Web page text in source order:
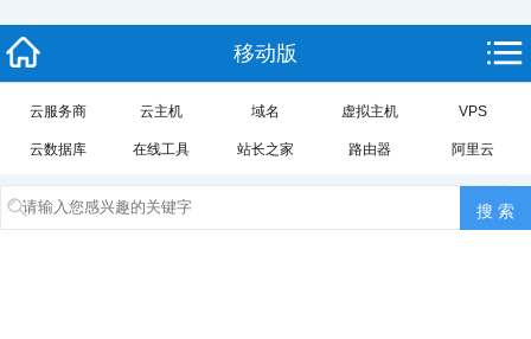
移动版
云服务商 云主机 域名 虚拟主机 VPS
云数据库 在线工具 站长之家 路由器 阿里云